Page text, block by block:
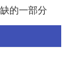
的一部分